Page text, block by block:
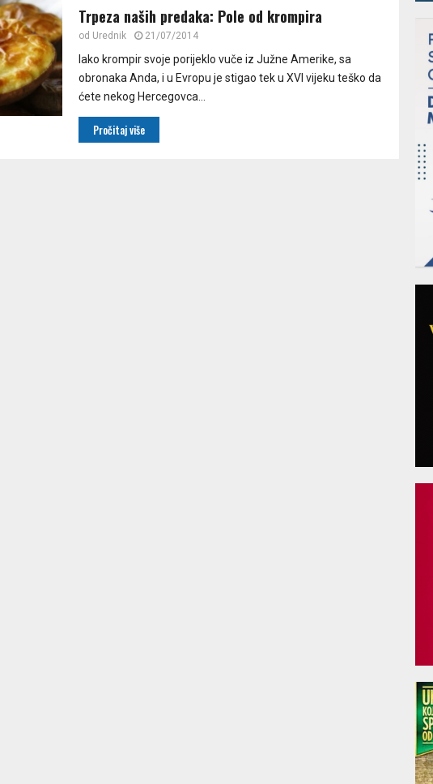
Trpeza naših predaka: Pole od krompira
od Urednik 21/07/2014
Iako krompir svoje porijeklo vuče iz Južne Amerike, sa
obronaka Anda, i u Evropu je stigao tek u XVI vijeku teško da
ćete nekog Hercegovca...
Pročitaj više